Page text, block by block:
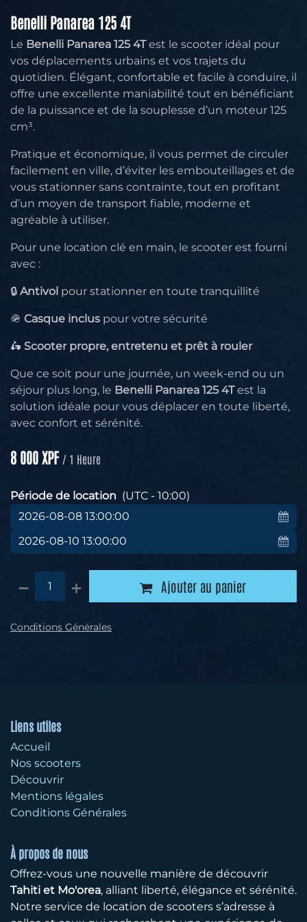
Benelli Panarea 125 4T
Le Benelli Panarea 125 4Test le scooter idéal pour
vos déplacements urbains et vos trajets du
quotidien. Élégant, confortable et facile à conduire, il
offre une excellente maniabilité tout en bénéficiant
de la puissance et de la souplesse d’un moteur 125
cm³.
Pratique et économique, il vous permet de circuler
facilement en ville, d’éviter les embouteillages et de
vous stationner sans contrainte, tout en profitant
d’un moyen de transport fiable, moderne et
agréable à utiliser.
Pour une location clé en main, le scooter est fourni
avec :
🔒 Antivol pour stationner en toute tranquillité
🪖 Casque inclus pour votre sécurité
🛵 Scooter propre, entretenu et prêt à rouler
Que ce soit pour une journée, un week-end ou un
séjour plus long, le Benelli Panarea 125 4Test la
solution idéale pour vous déplacer en toute liberté,
avec confort et sérénité.
8 000XPF / 1 Heure
Période de location (UTC - 10:00)
Ajouter au panier
Conditions Générales
Liens utiles
Accueil
Nos scooters
Découvrir
Mentions légales
Conditions Générales
À propos de nous
Offrez-vous une nouvelle manière de découvrir
Tahiti et Mo'orea, alliant liberté, élégance et sérénité.
Notre service de location de scooters s’adresse à